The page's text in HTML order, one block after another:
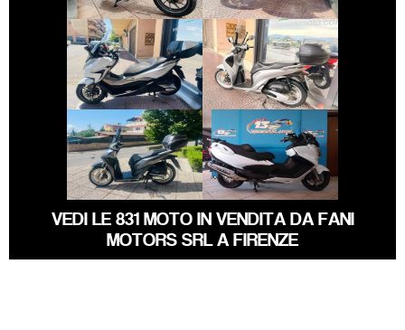
HONDA FORZA-
350
HONDA SH
HONDA SH
€ 2.390 €
SUZUKI
BURGMAN-650
€ 5.890 €
VEDI LE 831 MOTO IN VENDITA DA FANI
MOTORS SRL A FIRENZE